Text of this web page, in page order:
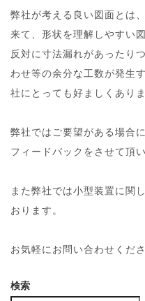
弊社が考える良い図面とは
来て、形状を理解しやすい
反対に寸法漏れがあったり
わせ等の余分な工数が発生
社にとっても好ましくありま
弊社ではご要望がある場合
フィードバックをさせて頂
また弊社では小型装置に関
おります。
お気軽にお問い合わせくださ
検索